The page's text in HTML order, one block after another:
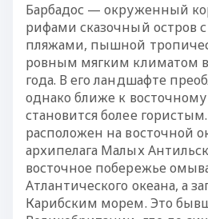
Барбадос — окруженный
рифами сказочный остров
пляжами, пышной
ровным мягким климатом в
года. В его ландшафте
однако ближе к
становится более
расположен на восточной
архипелага Малых
восточное побережье
Атлантического океана, а
Карибским морем. Это